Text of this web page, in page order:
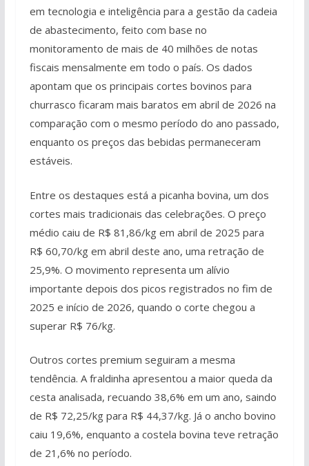
em tecnologia e inteligência para a gestão da cadeia
de abastecimento, feito com base no
monitoramento de mais de 40 milhões de notas
fiscais mensalmente em todo o país. Os dados
apontam que os principais cortes bovinos para
churrasco ficaram mais baratos em abril de 2026 na
comparação com o mesmo período do ano passado,
enquanto os preços das bebidas permaneceram
estáveis.
Entre os destaques está a picanha bovina, um dos
cortes mais tradicionais das celebrações. O preço
médio caiu de R$ 81,86/kg em abril de 2025 para
R$ 60,70/kg em abril deste ano, uma retração de
25,9%. O movimento representa um alívio
importante depois dos picos registrados no fim de
2025 e início de 2026, quando o corte chegou a
superar R$ 76/kg.
Outros cortes premium seguiram a mesma
tendência. A fraldinha apresentou a maior queda da
cesta analisada, recuando 38,6% em um ano, saindo
de R$ 72,25/kg para R$ 44,37/kg. Já o ancho bovino
caiu 19,6%, enquanto a costela bovina teve retração
de 21,6% no período.